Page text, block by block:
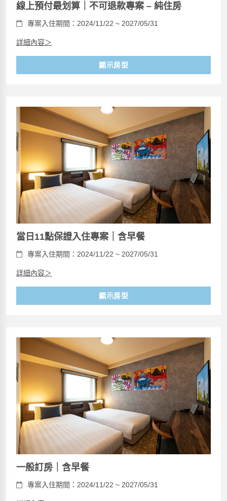
線上預付最划算｜不可退款專案 – 純住房
專案入住期間：2024/11/22 ~ 2027/05/31
詳細內容＞
顯示房型
當日11點保證入住專案｜含早餐
專案入住期間：2024/11/22 ~ 2027/05/31
詳細內容＞
顯示房型
一般訂房｜含早餐
專案入住期間：2024/11/22 ~ 2027/05/31